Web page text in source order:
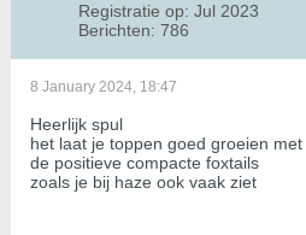
Registratie op: Jul 2023
Berichten: 786
8 January 2024, 18:47
Heerlijk spul
het laat je toppen goed groeien
de positieve compacte foxtails
zoals je bij haze ook vaak ziet